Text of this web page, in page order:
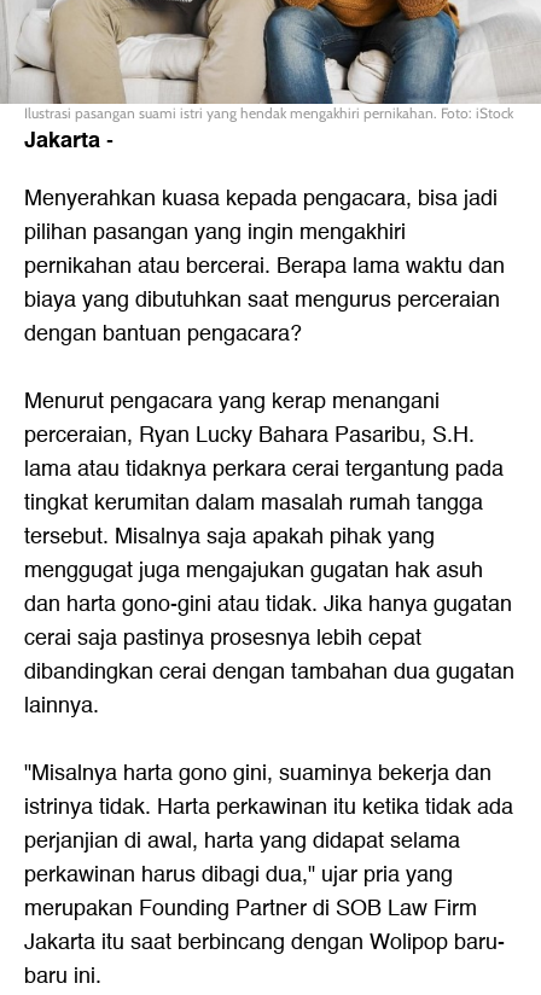
Ilustrasi pasangan suami istri yang hendak mengakhiri pernikahan. Foto: iStock
Jakarta-
Menyerahkan kuasa kepada pengacara, bisa jadi
pilihan pasangan yang ingin mengakhiri
pernikahan atau bercerai. Berapa lama waktu dan
biaya yang dibutuhkan saat mengurus perceraian
dengan bantuan pengacara?
Menurut pengacara yang kerap menangani
perceraian, Ryan Lucky Bahara Pasaribu, S.H.
lama atau tidaknya perkara cerai tergantung pada
tingkat kerumitan dalam masalah rumah tangga
tersebut. Misalnya saja apakah pihak yang
menggugat juga mengajukan gugatan hak asuh
dan harta gono-gini atau tidak. Jika hanya gugatan
cerai saja pastinya prosesnya lebih cepat
dibandingkan cerai dengan tambahan dua gugatan
lainnya.
"Misalnya harta gono gini, suaminya bekerja dan
istrinya tidak. Harta perkawinan itu ketika tidak ada
perjanjian di awal, harta yang didapat selama
perkawinan harus dibagi dua," ujar pria yang
merupakan Founding Partner di SOB Law Firm
Jakarta itu saat berbincang dengan Wolipop baru-
baru ini.